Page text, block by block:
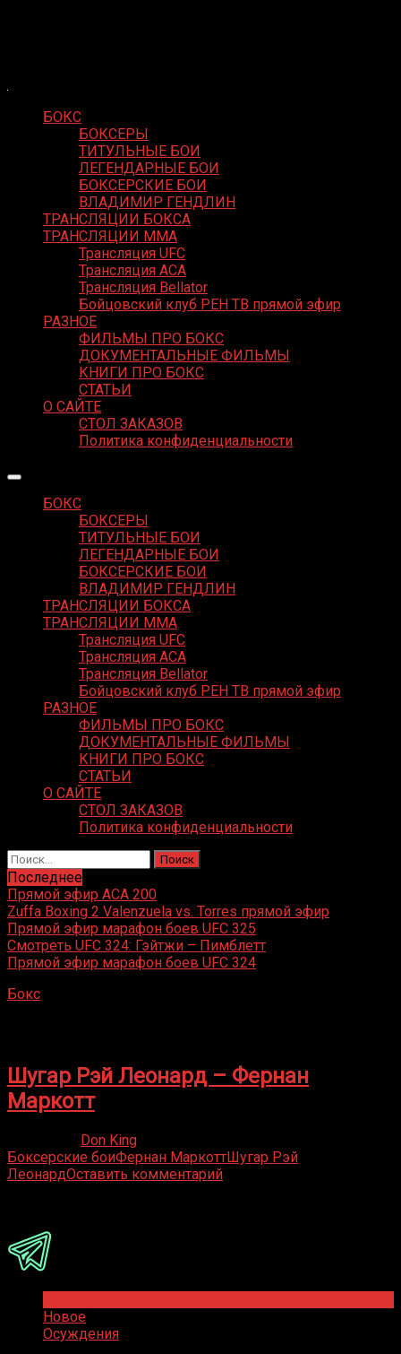
БОКС
БОКСЕРЫ
ТИТУЛЬНЫЕ БОИ
ЛЕГЕНДАРНЫЕ БОИ
БОКСЕРСКИЕ БОИ
ВЛАДИМИР ГЕНДЛИН
ТРАНСЛЯЦИИ БОКСА
ТРАНСЛЯЦИИ MMA
Трансляция UFC
Трансляция ACA
Трансляция Bellator
Бойцовский клуб РЕН ТВ прямой эфир
РАЗНОЕ
ФИЛЬМЫ ПРО БОКС
ДОКУМЕНТАЛЬНЫЕ ФИЛЬМЫ
КНИГИ ПРО БОКС
СТАТЬИ
О САЙТЕ
СТОЛ ЗАКАЗОВ
Политика конфиденциальности
БОКС
БОКСЕРЫ
ТИТУЛЬНЫЕ БОИ
ЛЕГЕНДАРНЫЕ БОИ
БОКСЕРСКИЕ БОИ
ВЛАДИМИР ГЕНДЛИН
ТРАНСЛЯЦИИ БОКСА
ТРАНСЛЯЦИИ MMA
Трансляция UFC
Трансляция ACA
Трансляция Bellator
Бойцовский клуб РЕН ТВ прямой эфир
РАЗНОЕ
ФИЛЬМЫ ПРО БОКС
ДОКУМЕНТАЛЬНЫЕ ФИЛЬМЫ
КНИГИ ПРО БОКС
СТАТЬИ
О САЙТЕ
СТОЛ ЗАКАЗОВ
Политика конфиденциальности
Найти:
Последнее
Прямой эфир ACA 200
Zuffa Boxing 2 Valenzuela vs. Torres прямой эфир
Прямой эфир марафон боев UFC 325
Смотреть UFC 324: Гэйтжи – Пимблетт
Прямой эфир марафон боев UFC 324
Бокс
Шугар Рэй Леонард – Фернан
Маркотт
Don King
Боксерские боиФернан МаркоттШугар Рэй
ЛеонардОставить комментарий
Новое
Осуждения